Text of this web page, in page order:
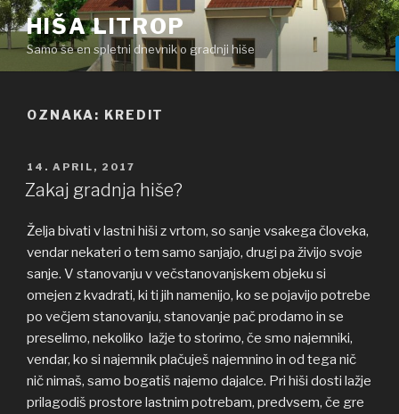
Skoči
na
vsebino
HIŠA LITROP
Samo še en spletni dnevnik o gradnji hiše
OZNAKA: KREDIT
OBJAVLJENO
DNE
14. APRIL, 2017
Zakaj gradnja hiše?
Želja bivati v lastni hiši z vrtom, so sanje vsakega človeka,
vendar nekateri o tem samo sanjajo, drugi pa živijo svoje
sanje. V stanovanju v večstanovanjskem objeku si
omejen z kvadrati, ki ti jih namenijo, ko se pojavijo potrebe
po večjem stanovanju, stanovanje pač prodamo in se
preselimo, nekoliko lažje to storimo, če smo najemniki,
vendar, ko si najemnik plačuješ najemnino in od tega nič
nič nimaš, samo bogatiš najemo dajalce. Pri hiši dosti lažje
prilagodiš prostore lastnim potrebam, predvsem, če gre